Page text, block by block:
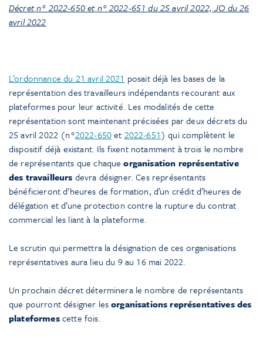
Décret n° 2022-650 et n° 2022-651 du 25 avril 2022, JO du 26
avril 2022
L’ordonnance du 21 avril 2021 posait déjà les bases de la
représentation des travailleurs indépendants recourant aux
plateformes pour leur activité. Les modalités de cette
représentation sont maintenant précisées par deux décrets du
25 avril 2022 (n°2022-650et 2022-651) qui complètent le
dispositif déjà existant. Ils fixent notamment à trois le nombre
de représentants que chaqueorganisation représentative
des travailleurs devra désigner. Ces représentants
bénéficieront d’heures de formation, d’un crédit d’heures de
délégation et d’une protection contre la rupture du contrat
commercial les liant à la plateforme.
Le scrutin qui permettra la désignation de ces organisations
représentatives aura lieu du 9 au 16 mai 2022.
Un prochain décret déterminera le nombre de représentants
que pourront désigner lesorganisations représentatives des
plateformescette fois.